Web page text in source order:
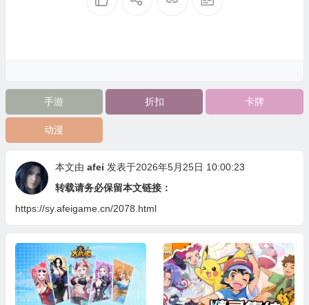
手游 折扣 卡牌
动漫
本文由 afei 发表于2026年5月25日 10:00:23
转载请务必保留本文链接：
https://sy.afeigame.cn/2078.html